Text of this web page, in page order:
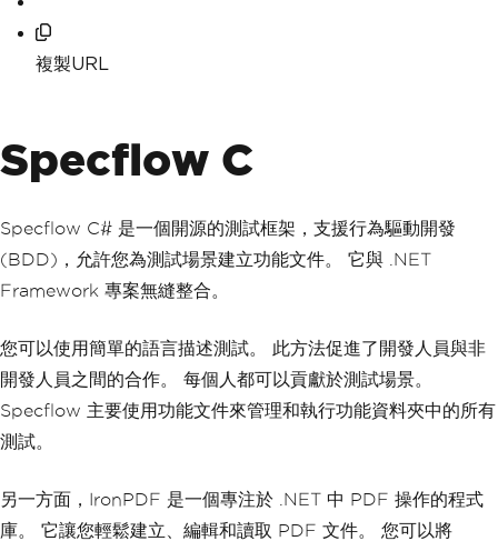
複製URL
Specflow C
Specflow C# 是一個開源的測試框架，支援行為驅動開發
(BDD)，允許您為測試場景建立功能文件。 它與 .NET
Framework 專案無縫整合。
您可以使用簡單的語言描述測試。 此方法促進了開發人員與非
開發人員之間的合作。 每個人都可以貢獻於測試場景。
Specflow 主要使用功能文件來管理和執行功能資料夾中的所有
測試。
另一方面，IronPDF 是一個專注於 .NET 中 PDF 操作的程式
庫。 它讓您輕鬆建立、編輯和讀取 PDF 文件。 您可以將